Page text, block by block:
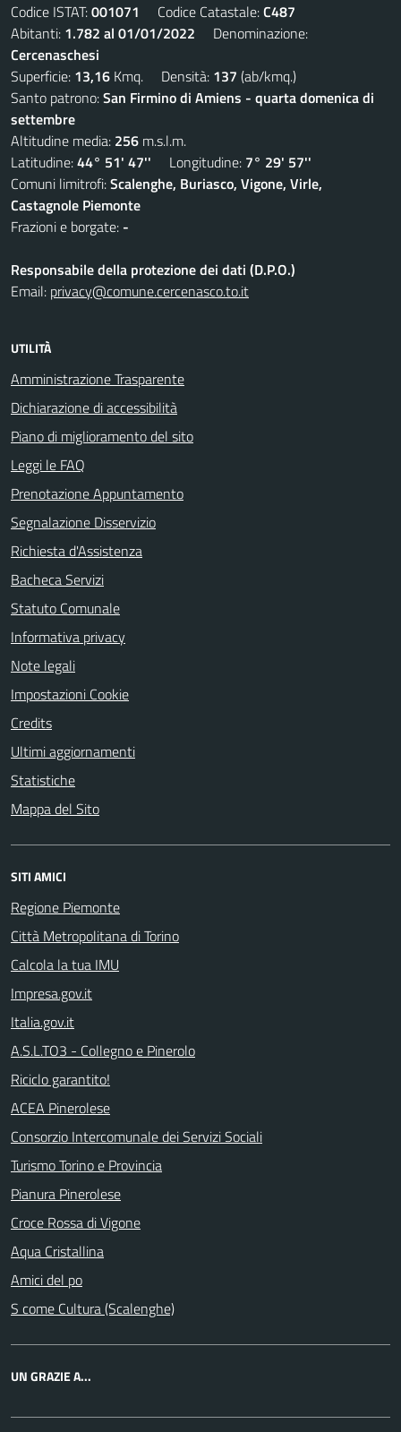
Codice ISTAT:001071 Codice Catastale:C487
Abitanti: 1.782 al 01/01/2022 Denominazione:
Cercenaschesi
Superficie: 13,16 Kmq. Densità: 137 (ab/kmq.)
Santo patrono:San Firmino di Amiens - quarta domenica di
settembre
Altitudine media: 256 m.s.l.m.
Latitudine:44° 51' 47'' Longitudine: 7° 29' 57''
Comuni limitrofi:Scalenghe, Buriasco, Vigone, Virle,
Castagnole Piemonte
Frazioni e borgate: -
Responsabile della protezione dei dati (D.P.O.)
Email: privacy@comune.cercenasco.to.it
UTILITÀ
Amministrazione Trasparente
Dichiarazione di accessibilità
Piano di miglioramento del sito
Leggi le FAQ
Prenotazione Appuntamento
Segnalazione Disservizio
Richiesta d'Assistenza
Bacheca Servizi
Statuto Comunale
Informativa privacy
Note legali
Impostazioni Cookie
Credits
Ultimi aggiornamenti
Statistiche
Mappa del Sito
SITI AMICI
Regione Piemonte
Città Metropolitana di Torino
Calcola la tua IMU
Impresa.gov.it
Italia.gov.it
A.S.L.TO3 - Collegno e Pinerolo
Riciclo garantito!
ACEA Pinerolese
Consorzio Intercomunale dei Servizi Sociali
Turismo Torino e Provincia
Pianura Pinerolese
Croce Rossa di Vigone
Aqua Cristallina
Amici del po
S come Cultura (Scalenghe)
UN GRAZIE A...